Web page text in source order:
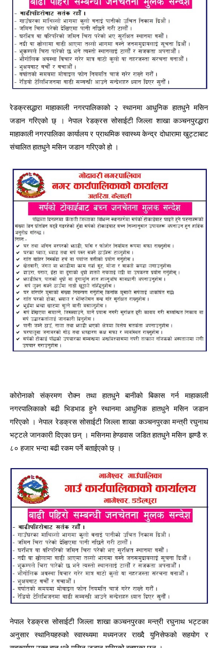
रेडक्रसद्धारा माहाकाली नगरपालिकाको २ स्थानमा आधुनिक हातधुने मसिन
जडान गरिएको छ् । नेपाल रेडक्रस सोसाईटी जिल्ला शाखा कञ्चनपुरद्धारा
माहाकाली नगरपालिका कार्यालय र प्राथमिक स्वास्थ्य केन्द्र दोधारामा खुट्टाबाट
संचालित हातधुने मसिन जडान गरिएको हो ।
कोरोनाको संक्रमण रोेक्न तथा हातधुने बानीको बिकास गर्न माहाकाली
नगरपालिकाको बढी भिडभाड हुने स्थानमा आधुनिक हातधुने मसिन जडान
गरिएको । नेपाल रेडक्रस सोसाईटी जिल्ला शाखा कञ्चनपुरका मन्त्री रघुनाथ
भट्टले जानकारी दिएका छन् । मसिनमा हेण्डवास जडित हातधुने मसिन झण्डै रु.
८० हजार भन्दा बढी रकम पर्ने बताईएको छ् ।
नेपाल रेडक्रस सोसाईटी जिल्ला शाखा कञ्चनपुरका मन्त्री रघुनाथ भट्टका
अनुसार स्थानियहरुको स्वास्थ्यमा मध्यनजर राख्दै युनिसेफको सहयोग र